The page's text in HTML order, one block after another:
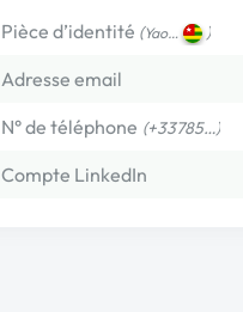
Pièce d’identité (Yao… )
Adresse email
N° de téléphone (+33785…)
Compte LinkedIn